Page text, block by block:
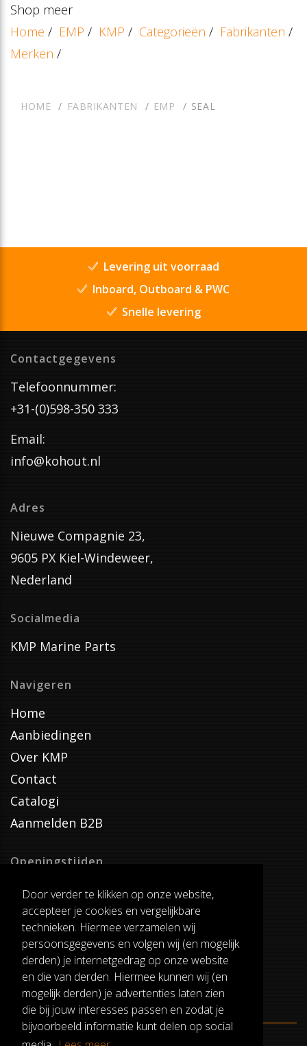
Door verder te klikken op onze website,
accepteer je cookies en vergelijkbare
technieken. Hiermee verzamelen wij
persoonsgegevens en volgen wij (en mogelijk
derden) je internetgedrag op onze website
en die van derden. Hiermee kunnen wij (en
mogelijk derden) je advertenties laten zien
die bij jouw interesses passen en zodat je
bijvoorbeeld informatie kunt delen op social
Shop meer
Home / EMP / KMP / Categorieën / Fabrikanten /
Merken /
HOME FABRIKANTEN EMP SEAL
Levering uit voorraad
Inboard, Outboard & PWC
Snelle levering
Contactgegevens
Telefoonnummer:
+31-(0)598-350 333
Email:
info@kohout.nl
Adres
Nieuwe Compagnie 23,
9605 PX Kiel-Windeweer,
Nederland
Socialmedia
KMP Marine Parts
Navigeren
Home
Aanbiedingen
Over KMP
Contact
Catalogi
Aanmelden B2B
Openingstijden
Dinsdag T/M Zaterdag
van 8:00-17:00
Verzenddagen
Dinsdag T/M Vrijdag
Pauze
12:30-13:00